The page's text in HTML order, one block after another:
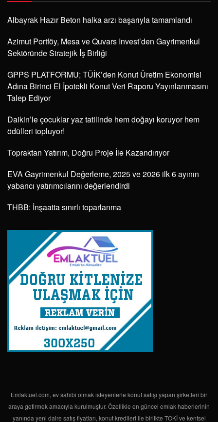
Albayrak Hazır Beton halka arzı başarıyla tamamlandı
Azimut Portföy, Mesa ve Quvars Invest’den Gayrimenkul
Sektöründe Stratejik İş Birliği
GPPS PLATFORMU; TÜİK’den Konut Üretim Ekonomisi
Adına Birinci El İpotekli Konut Veri Raporu Yayınlanmasını
Talep Ediyor
Daikin’le çocuklar yaz tatilinde hem doğayı koruyor hem
ödülleri topluyor!
Topraktan Yatırım, Doğru Proje İle Kazandırıyor
EVA Gayrimenkul Değerleme, 2025 ve 2026 ilk 6 ayının
yabancı yatırımcılarını değerlendirdi
THBB: İnşaatta sınırlı toparlanma
Emlaktuel.com, ev sahibi olmak isteyenlerle konut satışı yapan şirketleri bir
araya getirmek amacıyla kurulmuştur. Özellikle en güncel emlak haberlerinin
yanında yeni daire satış fiyatları, konut kredileri ile birlikte TOKİ ve kentsel